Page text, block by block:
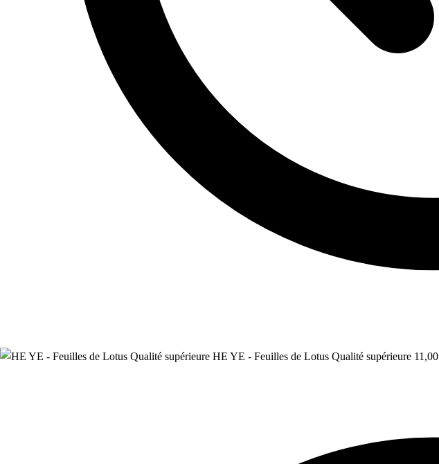
HE YE - Feuilles de Lotus Qualité supérieure 11,00